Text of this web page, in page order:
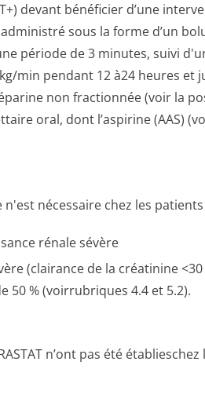
devant bénéficier d’une
sous la forme d’un
période de 3 minutes, suivi
min pendant 12 à24 heures et
non fractionnée (voir la
oral, dont l’aspirine (AAS)
nécessaire chez les
rénale sévère
(clairance de la créatinine
50 % (voirrubriques 4.4 et 5.2).
n’ont pas été